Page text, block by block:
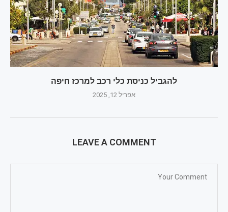
להגביל כניסת כלי רכב למרכז חיפה
אפריל 12, 2025
LEAVE A COMMENT